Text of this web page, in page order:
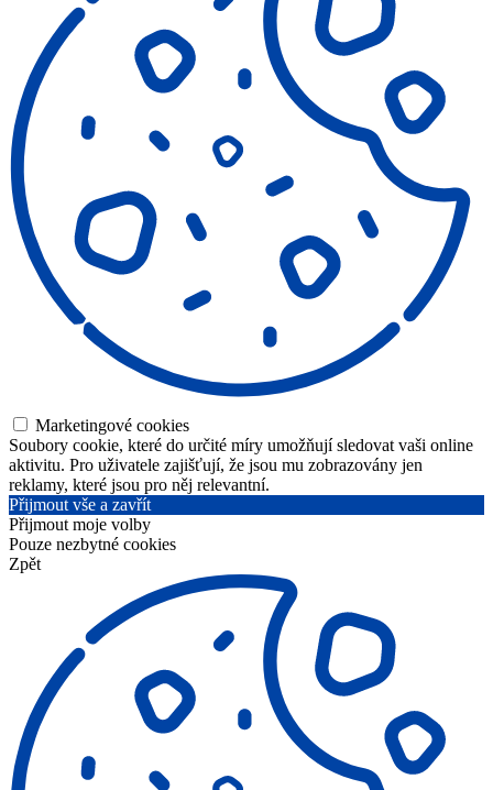
Marketingové cookies
Soubory cookie, které do určité míry umožňují sledovat vaši online
aktivitu. Pro uživatele zajišťují, že jsou mu zobrazovány jen
reklamy, které jsou pro něj relevantní.
Přijmout vše a zavřít
Přijmout moje volby
Pouze nezbytné cookies
Zpět